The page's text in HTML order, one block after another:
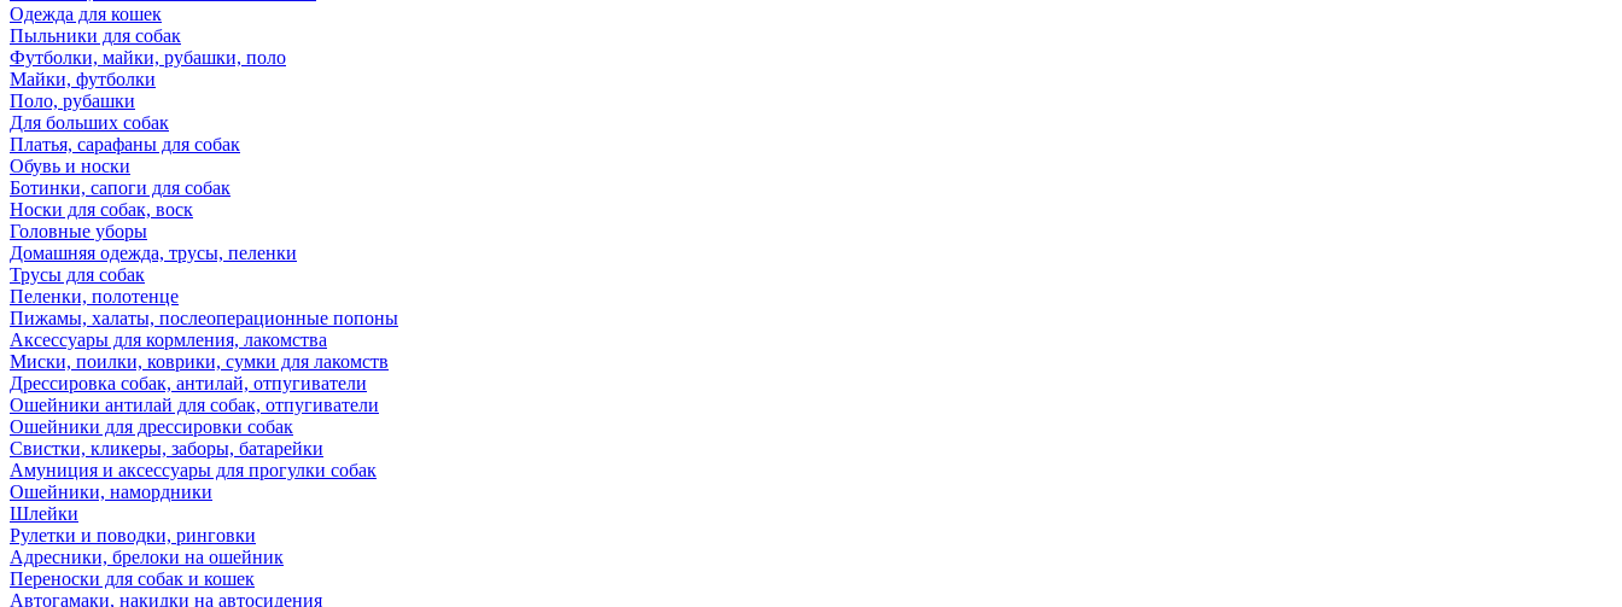
Одежда для кошек
Пыльники для собак
Футболки, майки, рубашки, поло
Майки, футболки
Поло, рубашки
Для больших собак
Платья, сарафаны для собак
Обувь и носки
Ботинки, сапоги для собак
Носки для собак, воск
Головные уборы
Домашняя одежда, трусы, пеленки
Трусы для собак
Пеленки, полотенце
Пижамы, халаты, послеоперационные попоны
Аксессуары для кормления, лакомства
Миски, поилки, коврики, сумки для лакомств
Дрессировка собак, антилай, отпугиватели
Ошейники антилай для собак, отпугиватели
Ошейники для дрессировки собак
Свистки, кликеры, заборы, батарейки
Амуниция и аксессуары для прогулки собак
Ошейники, намордники
Шлейки
Рулетки и поводки, ринговки
Адресники, брелоки на ошейник
Переноски для собак и кошек
Автогамаки, накидки на автосидения